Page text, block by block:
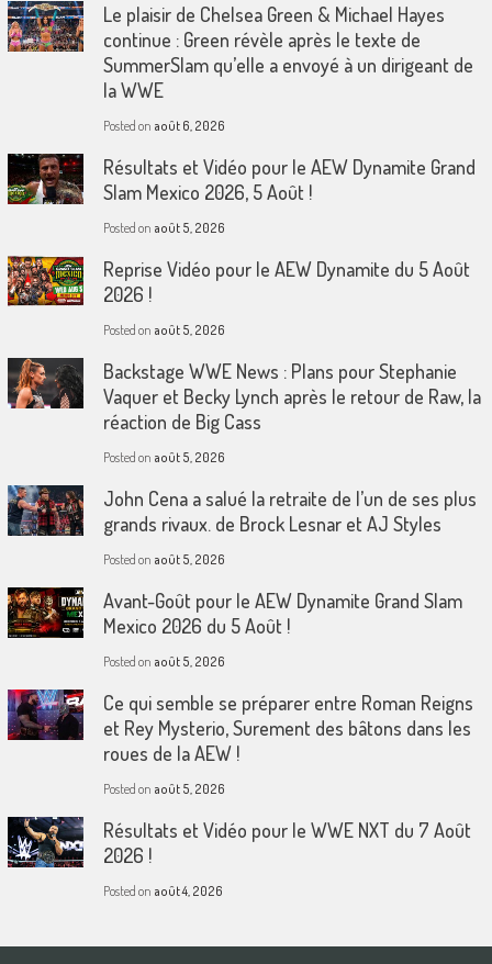
Le plaisir de Chelsea Green & Michael Hayes
continue : Green révèle après le texte de
SummerSlam qu’elle a envoyé à un dirigeant de
la WWE
Posted on août 6, 2026
Résultats et Vidéo pour le AEW Dynamite Grand
Slam Mexico 2026, 5 Août !
Posted on août 5, 2026
Reprise Vidéo pour le AEW Dynamite du 5 Août
2026 !
Posted on août 5, 2026
Backstage WWE News : Plans pour Stephanie
Vaquer et Becky Lynch après le retour de Raw, la
réaction de Big Cass
Posted on août 5, 2026
John Cena a salué la retraite de l’un de ses plus
grands rivaux. de Brock Lesnar et AJ Styles
Posted on août 5, 2026
Avant-Goût pour le AEW Dynamite Grand Slam
Mexico 2026 du 5 Août !
Posted on août 5, 2026
Ce qui semble se préparer entre Roman Reigns
et Rey Mysterio, Surement des bâtons dans les
roues de la AEW !
Posted on août 5, 2026
Résultats et Vidéo pour le WWE NXT du 7 Août
2026 !
Posted on août 4, 2026